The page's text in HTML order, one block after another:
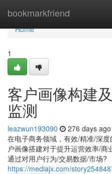
bookmarkfriend
Home
Home
1
客户画像构建
监测
leazwun193090 276 days ago
在电子商务领域，有效/精准/深
户画像搭建对于提升运营效率/商
通过对用户行为/交易数据/市场?
https://mediajx.com/